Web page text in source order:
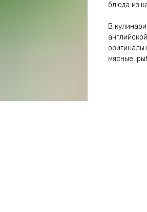
блюда из
В
мясные,